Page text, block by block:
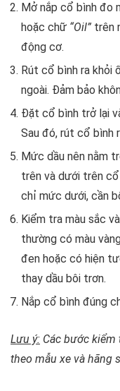
Mở nắp cổ bình đo
hoặc chữ “Oil” trên
động cơ.
Rút cổ bình ra khỏi
ngoài. Đảm bảo
Đặt cổ bình trở lại
Sau đó, rút cổ bình
Mức dầu nên nằm
trên và dưới trên
chỉ mức dưới, cần
Kiểm tra màu sắc
thường có màu
đen hoặc có hiện
thay dầu bôi trơn.
Nắp cổ bình đúng
Lưu ý: Các bước
theo mẫu xe và hãng